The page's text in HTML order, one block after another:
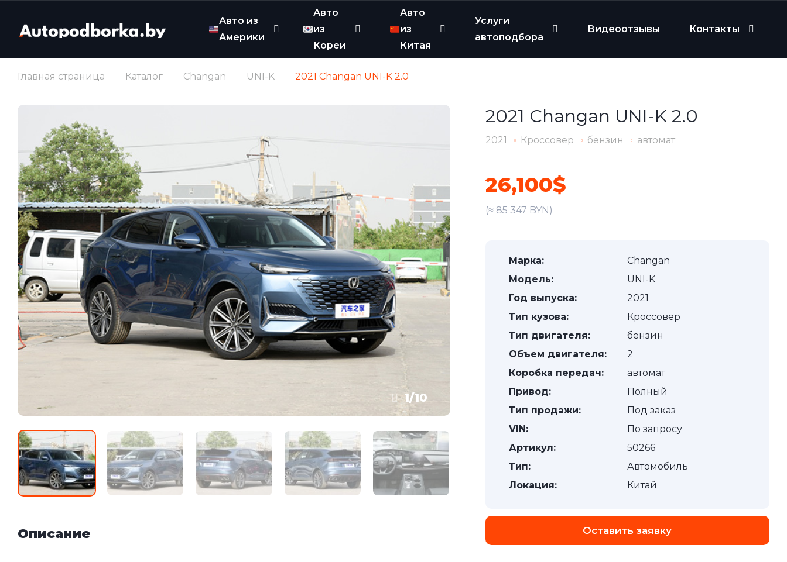
Авто из
Америки
Авто
из
Кореи
Авто
из
Китая
Услуги
автоподбора
Видеоотзывы Контакты
Главная страница Каталог Changan UNI-K 2021 Changan UNI-K 2.0
1/10
Описание
2021 Changan UNI-K 2.0
2021 Кроссовер бензин автомат
26,100$
(≈ 85 347 BYN)
Марка:
Changan
Модель:
UNI-K
Год выпуска:
2021
Тип кузова:
Кроссовер
Тип двигателя:
бензин
Объем двигателя:
2
Коробка передач:
автомат
Привод:
Полный
Тип продажи:
Под заказ
VIN:
По запросу
Артикул:
50266
Тип:
Автомобиль
Локация:
Китай
Оставить заявку